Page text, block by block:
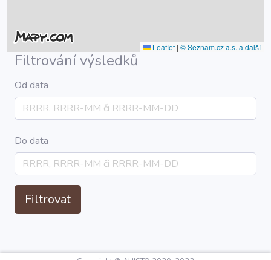
Leaflet | © Seznam.cz a.s. a další
Filtrování výsledků
Od data
Do data
Filtrovat